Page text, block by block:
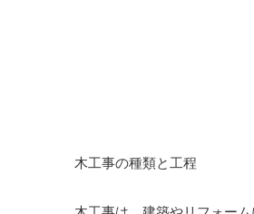
木工事の種類と工程